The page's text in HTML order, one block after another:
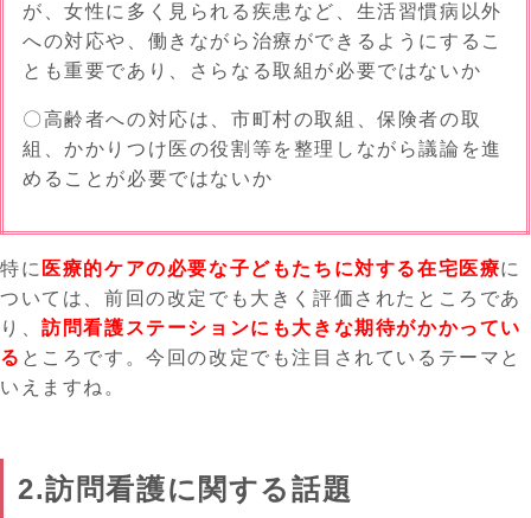
が、女性に多く見られる疾患など、生活習慣病以外
への対応や、働きながら治療ができるようにするこ
とも重要であり、さらなる取組が必要ではないか
〇高齢者への対応は、市町村の取組、保険者の取
組、かかりつけ医の役割等を整理しながら議論を進
める ことが必要ではないか
特に 医療的ケアの必要な子どもたちに対する在宅医療に
ついては、前回の改定でも大きく評価されたところであ
り、訪問看護ステーションにも大きな期待がかかってい
る ところです。今回の改定でも注目されているテーマと
いえますね。
2.訪問看護に関する話題